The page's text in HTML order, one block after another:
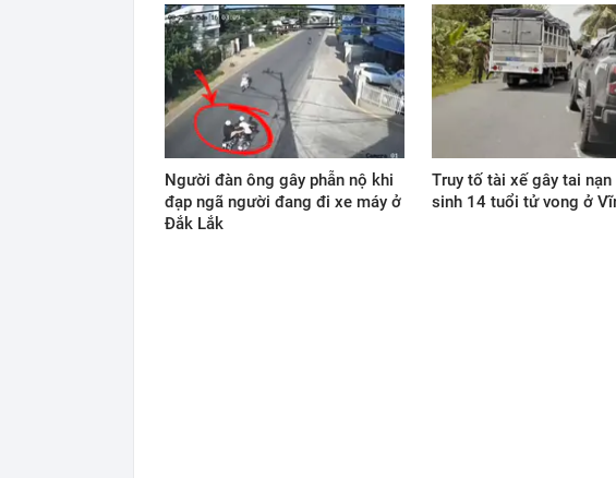
Người đàn ông gây phẫn nộ khi
đạp ngã người đang đi xe máy ở
Đắk Lắk
Truy tố tài xế gây tai
sinh 14 tuổi tử vong ở